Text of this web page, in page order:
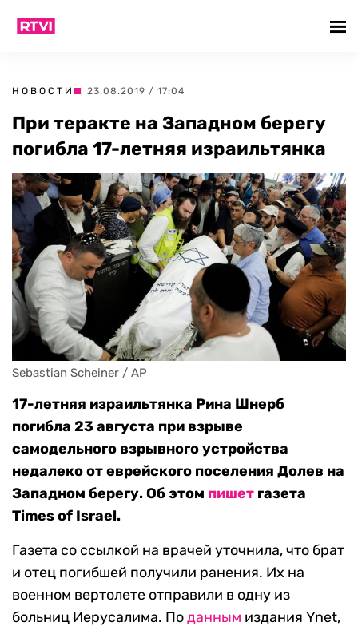
НОВОСТИ | 23.08.2019 / 17:04
При теракте на Западном берегу
погибла 17-летняя израильтянка
Sebastian Scheiner / AP
17-летняя израильтянка Рина Шнерб
погибла 23 августа при взрыве
самодельного взрывного устройства
недалеко от еврейского поселения Долев на
Западном берегу. Об этом пишет газета
Times of Israel.
Газета со ссылкой на врачей уточнила, что брат
и отец погибшей получили ранения. Их на
военном вертолете отправили в одну из
больниц Иерусалима. Поданным издания Ynet,